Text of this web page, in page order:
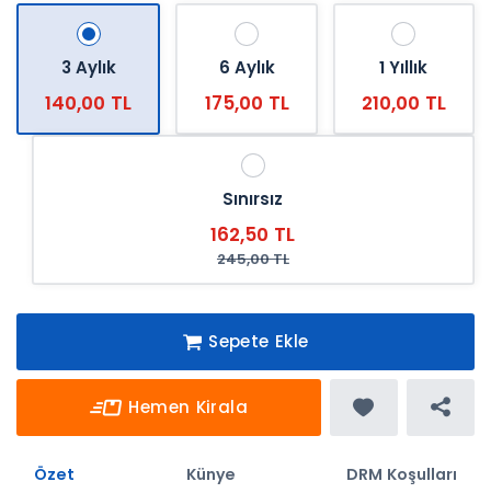
3 Aylık
140,00 TL
6 Aylık
175,00 TL
1 Yıllık
210,00 TL
Sınırsız
245,00 TL
162,50 TL
Sepete Ekle
Hemen Kirala
Özet Künye DRM Koşulları